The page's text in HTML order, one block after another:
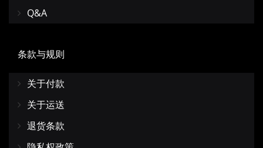
Q&A
条款与规则
关于付款
关于运送
退货条款